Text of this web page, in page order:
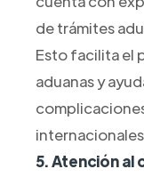
de trámites
Esto facilita el
aduanas y
5. Atención al